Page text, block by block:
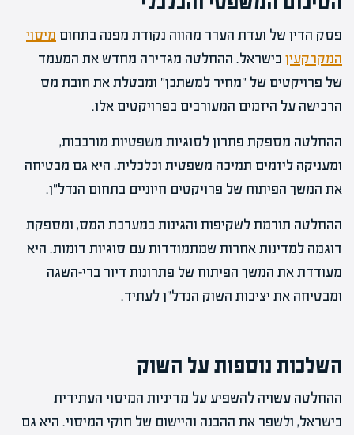
פסק הדין של ועדת הערר מהווה נקודת מפנה בתחום מיסוי
המקרקעין בישראל. ההחלטה מגדירה מחדש את המעמד
של פרויקטים של "מחיר למשתכן" ומבטלת את חובת מס
הרכישה על היזמים המעורבים בפרויקטים אלו.
ההחלטה מספקת פתרון לסוגיות משפטיות מורכבות,
ומעניקה ליזמים תמיכה משפטית וכלכלית. היא גם מבטיחה
את המשך הפיתוח של פרויקטים חיוניים בתחום הנדל"ן.
ההחלטה תורמת לשקיפות והגינות במערכת המס, ומספקת
דוגמה למדינות אחרות שמתמודדות עם סוגיות דומות. היא
מעודדת את המשך הפיתוח של פתרונות דיור ברי-השגה
ומבטיחה את יציבות השוק הנדל"ן לעתיד.
השלכות נוספות על השוק
ההחלטה עשויה להשפיע על מדיניות המיסוי העתידית
בישראל, ולשפר את ההבנה והיישום של חוקי המיסוי. היא גם